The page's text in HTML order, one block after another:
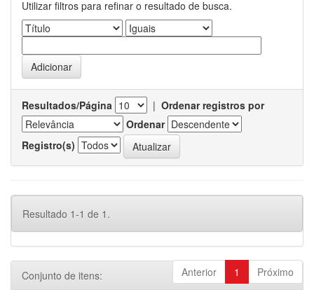
Utilizar filtros para refinar o resultado de busca.
Resultados/Página | Ordenar registros por
Ordenar
Registro(s)
Resultado 1-1 de 1.
Anterior 1 Próximo
Conjunto de itens: